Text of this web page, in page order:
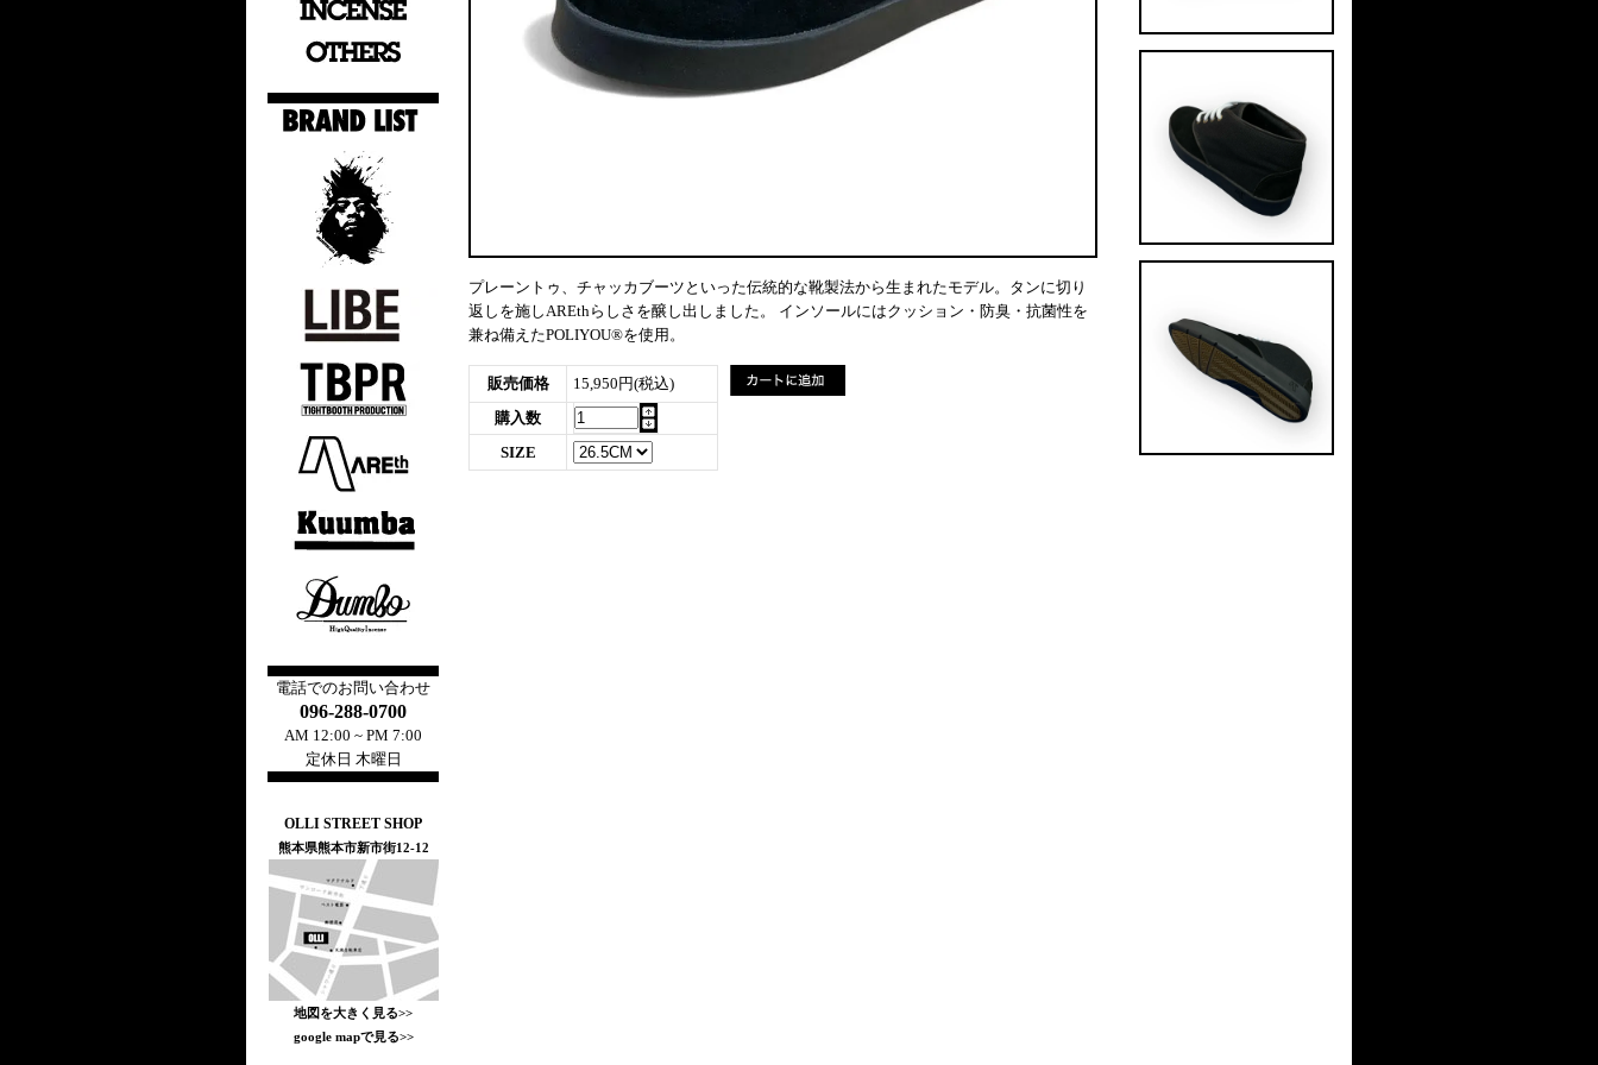
電話でのお問い合わせ
096-288-0700
AM 12:00 ~ PM 7:00
定休日 木曜日
OLLI STREET SHOP
熊本県熊本市新市街12-12
地図を大きく見る>>
google mapで見る>>
プレーントゥ、チャッカブーツといった伝統的な靴製法から生まれたモデル。タンに切り
返しを施しAREthらしさを醸し出しました。 インソールにはクッション・防臭・抗菌性を
兼ね備えたPOLIYOU®を使用。
販売価格
15,950円(税込)
購入数
SIZE